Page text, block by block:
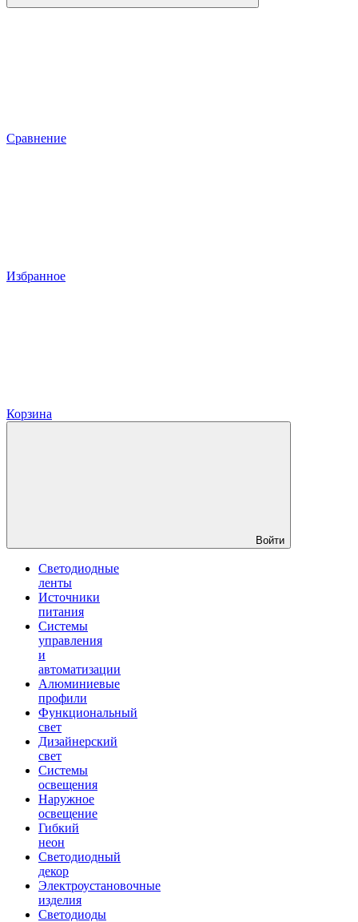
Сравнение
Избранное
Корзина
Войти
Светодиодные
ленты
Источники
питания
Системы
управления
и
автоматизации
Алюминиевые
профили
Функциональный
свет
Дизайнерский
свет
Системы
освещения
Наружное
освещение
Гибкий
неон
Светодиодный
декор
Электроустановочные
изделия
Светодиоды